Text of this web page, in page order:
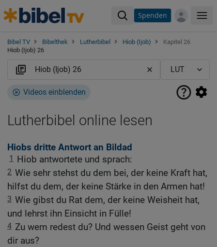
Spenden
Bibel TV Bibelthek Lutherbibel Hiob (Ijob)
Kapitel 26
Hiob (Ijob) 26
Videos einblenden
Lutherbibel online lesen
Hiobs dritte Antwort an Bildad
1 Hiob antwortete und sprach:
2 Wie sehr stehst du dem bei, der keine Kraft hat,
hilfst du dem, der keine Stärke in den Armen hat!
3 Wie gibst du Rat dem, der keine Weisheit hat,
und lehrst ihn Einsicht in Fülle!
4 Zu wem redest du? Und wessen Geist geht von
dir aus?